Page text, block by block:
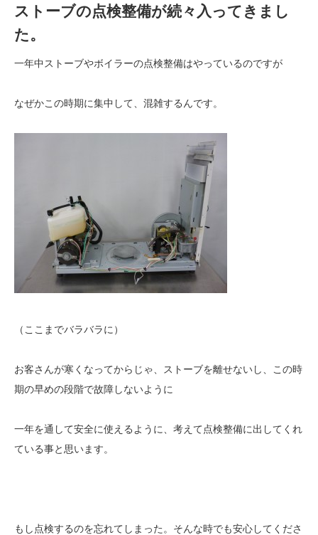
ストーブの点検整備が続々入ってきまし
た。
一年中ストーブやボイラーの点検整備はやっているのですが
なぜかこの時期に集中して、混雑するんです。
（ここまでバラバラに）
お客さんが寒くなってからじゃ、ストーブを離せないし、この時
期の早めの段階で故障しないように
一年を通して安全に使えるように、考えて点検整備に出してくれ
ている事と思います。
もし点検するのを忘れてしまった。そんな時でも安心してくださ